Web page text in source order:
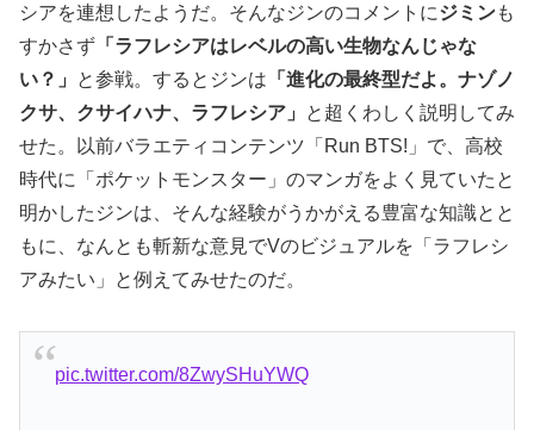
シアを連想したようだ。そんなジンのコメントにジミンも
すかさず 「ラフレシアはレベルの高い生物なんじゃな
い？」
と参戦。するとジンは 「進化の最終型だよ。ナゾノ
クサ、クサイハナ、ラフレシア」
と超くわしく説明してみ
せた。以前バラエティコンテンツ「Run BTS!」で、高校
時代に「ポケットモンスター」のマンガをよく見ていたと
明かしたジンは、そんな経験がうかがえる豊富な知識とと
もに、なんとも斬新な意見でVのビジュアルを「ラフレシ
アみたい」と例えてみせたのだ。
pic.twitter.com/8ZwySHuYWQ